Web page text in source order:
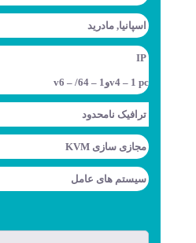
اسپانیا, مادرید
IP
v4 – 1 pcوv6 – /64 – 1
ترافیک نامحدود
مجازی سازی KVM
سیستم های عامل